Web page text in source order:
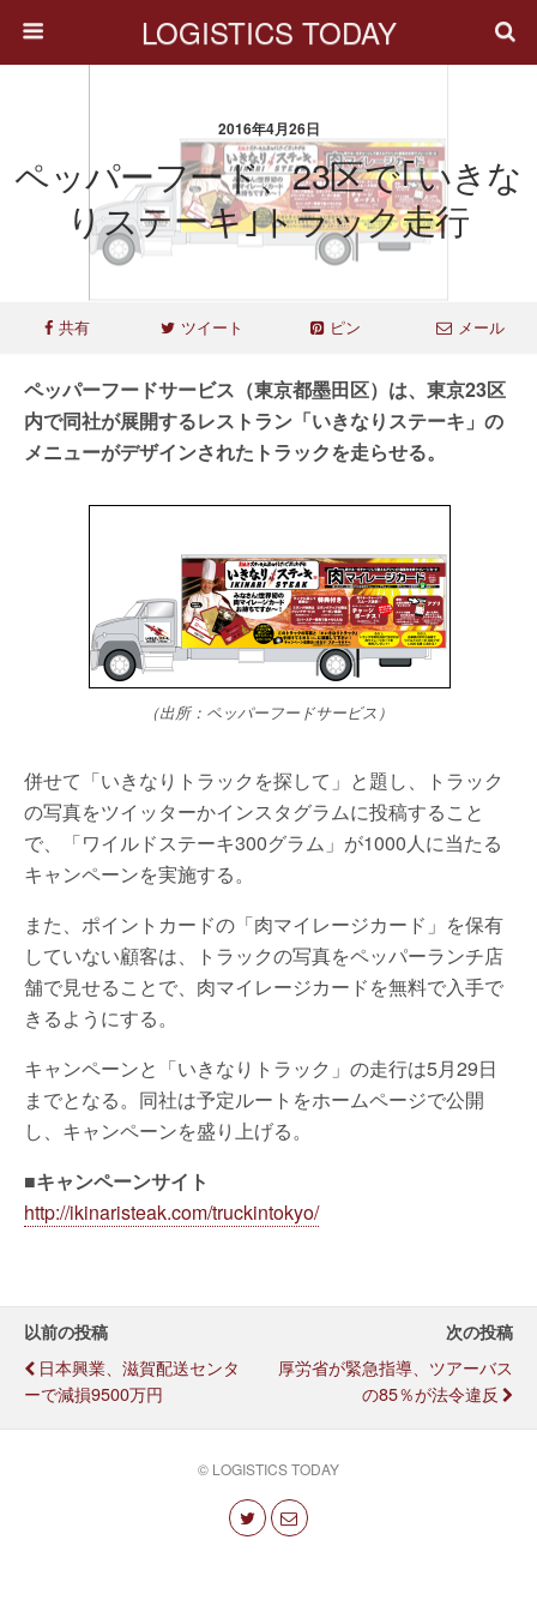
LOGISTICS TODAY
2016年4月26日
ペッパーフード、23区で｢いきな
りステーキ｣トラック走行
共有 ツイート ピン メール
ペッパーフードサービス（東京都墨田区）は、東京23区
内で同社が展開するレストラン「いきなりステーキ」の
メニューがデザインされたトラックを走らせる。
（出所：ペッパーフードサービス）
併せて「いきなりトラックを探して」と題し、トラック
の写真をツイッターかインスタグラムに投稿すること
で、「ワイルドステーキ300グラム」が1000人に当たる
キャンペーンを実施する。
また、ポイントカードの「肉マイレージカード」を保有
していない顧客は、トラックの写真をペッパーランチ店
舗で見せることで、肉マイレージカードを無料で入手で
きるようにする。
キャンペーンと「いきなりトラック」の走行は5月29日
までとなる。同社は予定ルートをホームページで公開
し、キャンペーンを盛り上げる。
■キャンペーンサイト
http://ikinaristeak.com/truckintokyo/
以前の投稿
日本興業、滋賀配送センタ
ーで減損9500万円
次の投稿
厚労省が緊急指導、ツアーバス
の85％が法令違反
© LOGISTICS TODAY